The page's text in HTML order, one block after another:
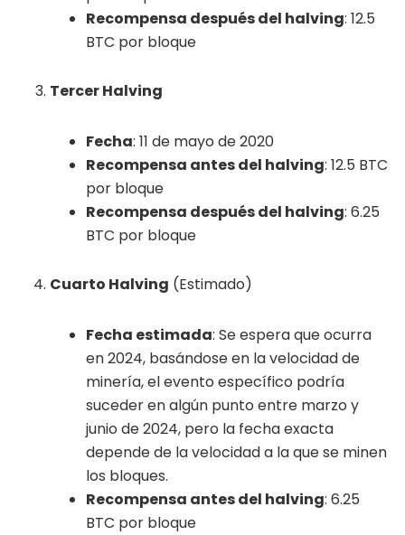
Recompensa después del halving: 12.5
BTC por bloque
Tercer Halving
Fecha: 11 de mayo de 2020
Recompensa antes del halving: 12.5 BTC
por bloque
Recompensa después del halving: 6.25
BTC por bloque
Cuarto Halving (Estimado)
Fecha estimada: Se espera que ocurra
en 2024, basándose en la velocidad de
minería, el evento específico podría
suceder en algún punto entre marzo y
junio de 2024, pero la fecha exacta
depende de la velocidad a la que se minen
los bloques.
Recompensa antes del halving: 6.25
BTC por bloque